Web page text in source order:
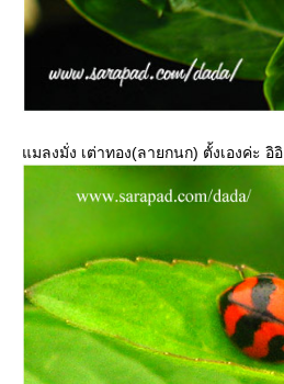
มลงมั่ง เต่าทอง(ลายกนก) ตั้งเองค่ะ อิอิ